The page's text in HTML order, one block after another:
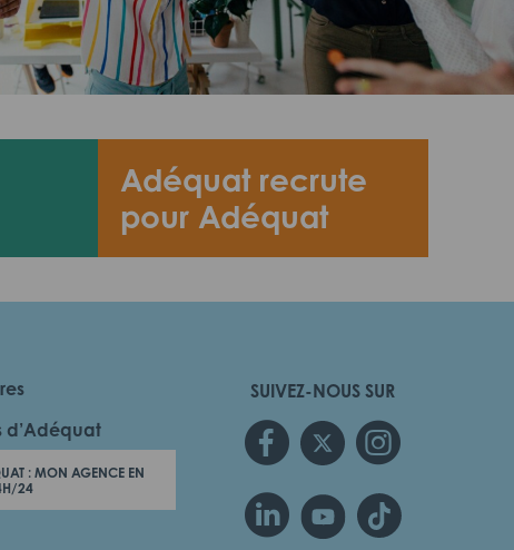
Adéquat recrute
pour Adéquat
SUIVEZ-NOUS SUR
d’Adéquat
: MON AGENCE EN
24